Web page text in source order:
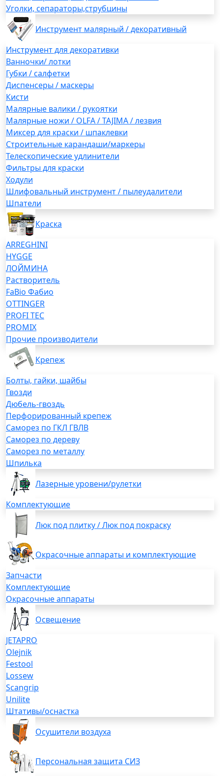
Уголки, сепараторы,струбцины
Инструмент малярный / декоративный
Инструмент для декоративки
Ванночки/ лотки
Губки / салфетки
Диспенсеры / маскеры
Кисти
Малярные валики / рукоятки
Малярные ножи / OLFA / TAJIMA / лезвия
Миксер для краски / шпаклевки
Строительные карандаши/маркеры
Телескопические удлинители
Фильтры для краски
Ходули
Шлифовальный инструмент / пылеудалители
Шпатели
Краска
ARREGHINI
HYGGE
ЛОЙМИНА
Растворитель
FaBio Фабио
OTTINGER
PROFI TEC
PROMIX
Прочие производители
Крепеж
Болты, гайки, шайбы
Гвозди
Дюбель-гвоздь
Перфорированный крепеж
Саморез по ГКЛ ГВЛВ
Саморез по дереву
Саморез по металлу
Шпилька
Лазерные уровени/рулетки
Комплектующие
Люк под плитку / Люк под покраску
Окрасочные аппараты и комплектующие
Запчасти
Комплектующие
Окрасочные аппараты
Освещение
JETAPRO
Olejnik
Festool
Lossew
Scangrip
Unilite
Штативы/оснастка
Осушители воздуха
Персональная защита СИЗ